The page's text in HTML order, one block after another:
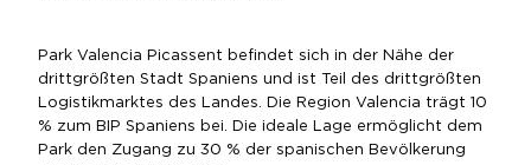
Park Valencia Picassent befindet sich in der Nähe der
drittgrößten Stadt Spaniens und ist Teil des drittgrößten
Logistikmarktes des Landes. Die Region Valencia trägt 10
% zum BIP Spaniens bei. Die ideale Lage ermöglicht dem
Park den Zugang zu 30 % der spanischen Bevölkerung